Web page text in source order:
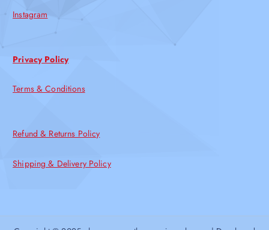
Instagram
Privacy Policy
Terms & Conditions
Refund & Returns Policy
Shipping & Delivery Policy